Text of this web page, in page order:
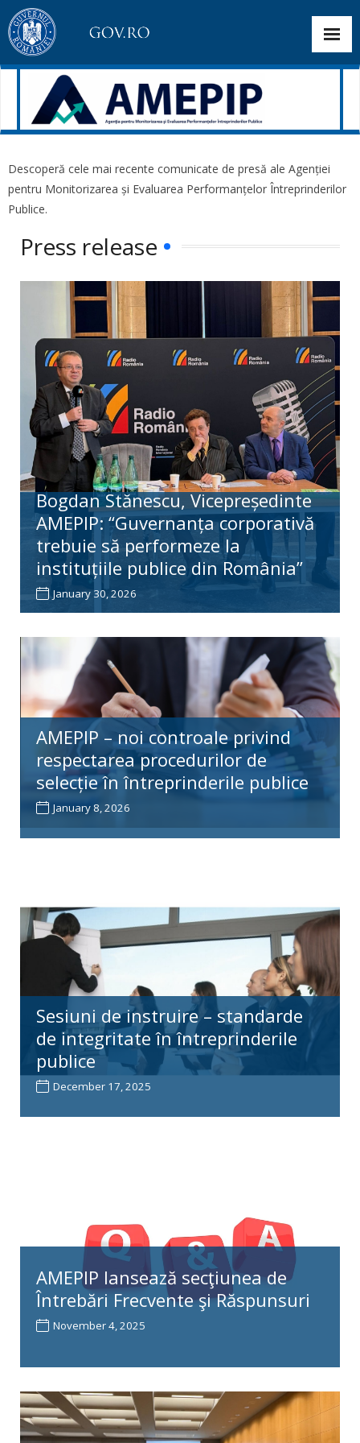
Selection Announcements
Public interest information
Transparency and Communication
RO
Descoperă cele mai recente comunicate de presă ale Agenției
pentru Monitorizarea și Evaluarea Performanțelor Întreprinderilor
Publice.
Press release
Bogdan Stănescu, Vicepreședinte
AMEPIP: “Guvernanța corporativă
trebuie să performeze la
instituțiile publice din România”
January 30, 2026
AMEPIP – noi controale privind
respectarea procedurilor de
selecție în întreprinderile publice
January 8, 2026
Sesiuni de instruire – standarde
de integritate în întreprinderile
publice
December 17, 2025
AMEPIP lansează secţiunea de
Întrebări Frecvente şi Răspunsuri
November 4, 2025